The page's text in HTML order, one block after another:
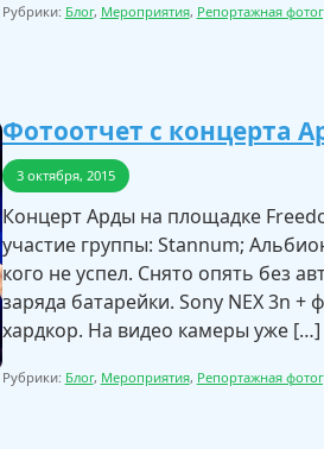
Рубрики: Блог, Мероприятия, Репортажная
Фотоотчет с концерта
3 октября, 2015
Концерт Арды на площадке
участие группы: Stannum;
кого не успел. Снято опять без
заряда батарейки. Sony NEX 3n
хардкор. На видео камеры уже […]
Рубрики: Блог, Мероприятия, Репортажная